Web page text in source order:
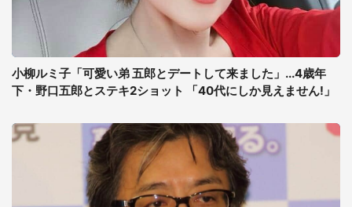
小柳ルミ子「可愛い弟 五郎とデートして来ました」...4歳年
下・野口五郎とステキ2ショット 「40代にしか見えません!」